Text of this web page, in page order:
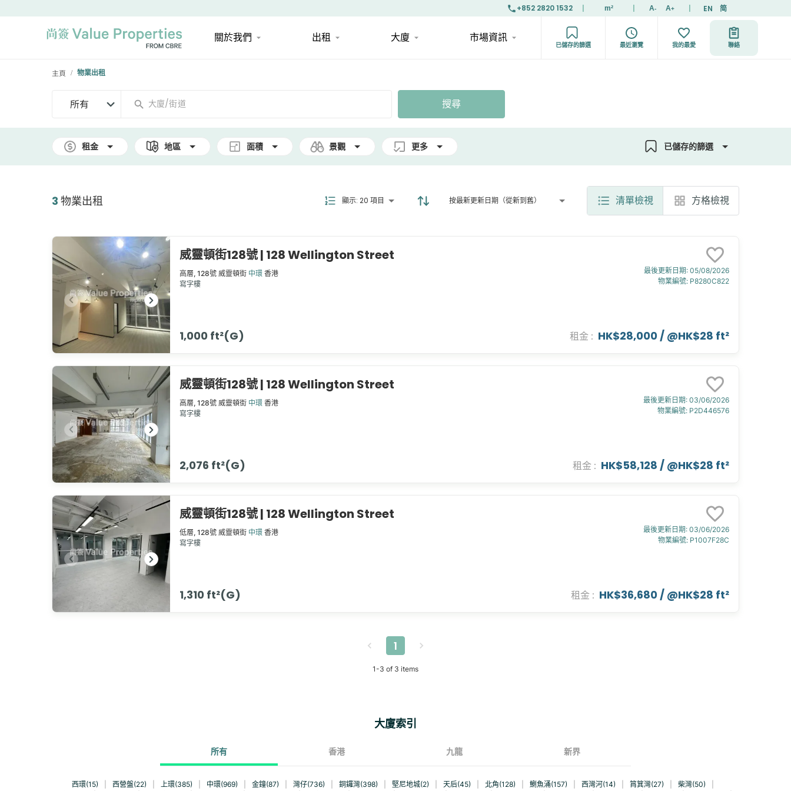
+852 2820 1532 m² A- A+ EN 简
關於我們 出租 大廈 市場資訊
已儲存的篩選 最近瀏覽 我的最愛 聯絡
主頁 / 物業出租
所有 搜尋
租金 地區 面積 景觀 更多 已儲存的篩選
3 物業出租 顯示: 20 項目 按最新更新日期（從新到舊） 清單檢視 方格檢視
威靈頓街128號 | 128 Wellington Street
高層, 128號 威靈頓街 中環 香港
寫字樓
1,000 ft²(G)
最後更新日期: 05/08/2026
物業編號: P8280C822
租金 : HK$28,000/ @HK$28 ft²
威靈頓街128號 | 128 Wellington Street
高層, 128號 威靈頓街 中環 香港
寫字樓
2,076 ft²(G)
最後更新日期: 03/06/2026
物業編號: P2D446576
租金 : HK$58,128 / @HK$28 ft²
威靈頓街128號 | 128 Wellington Street
低層, 128號 威靈頓街 中環 香港
寫字樓
1,310 ft²(G)
最後更新日期: 03/06/2026
物業編號: P1007F28C
租金 : HK$36,680/ @HK$28 ft²
1
1-3 of 3 items
大廈索引
所有 香港 九龍 新界
西環(15) 西營盤(22) 上環(385) 中環(969) 金鐘(87) 灣仔(736) 銅鑼灣(398) 堅尼地城(2) 天后(45) 北角(128) 鰂魚涌(157) 西灣河(14) 筲箕灣(27) 柴灣(50)